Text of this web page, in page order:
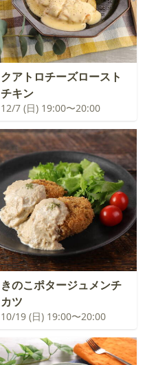
クアトロチーズロースト
チキン
12/7 (日) 19:00〜20:00
きのこポタージュメンチ
カツ
10/19 (日) 19:00〜20:00